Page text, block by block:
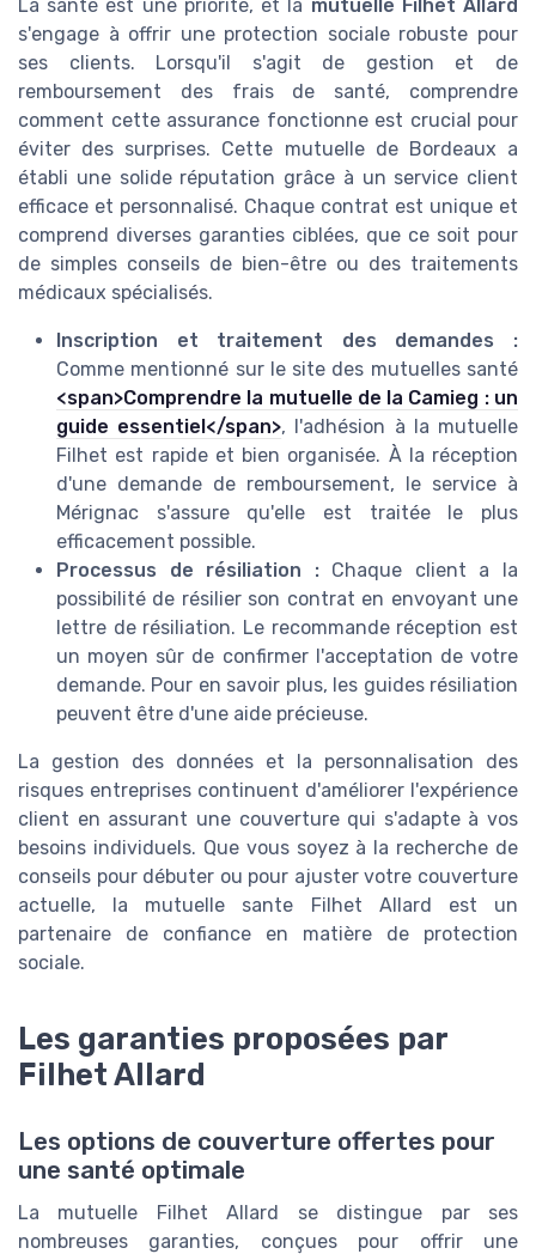
La santé est une priorité, et la mutuelle Filhet Allard
s'engage à offrir une protection sociale robuste pour
ses clients. Lorsqu'il s'agit de gestion et de
remboursement des frais de santé, comprendre
comment cette assurance fonctionne est crucial pour
éviter des surprises. Cette mutuelle de Bordeaux a
établi une solide réputation grâce à un service client
efficace et personnalisé. Chaque contrat est unique et
comprend diverses garanties ciblées, que ce soit pour
de simples conseils de bien-être ou des traitements
médicaux spécialisés.
Inscription et traitement des demandes :
Comme mentionné sur le site des mutuelles santé
<span>Comprendre la mutuelle de la Camieg : un
guide essentiel</span>, l'adhésion à la mutuelle
Filhet est rapide et bien organisée. À la réception
d'une demande de remboursement, le service à
Mérignac s'assure qu'elle est traitée le plus
efficacement possible.
Processus de résiliation :Chaque client a la
possibilité de résilierson contrat en envoyant une
lettre de résiliation. Le recommanderéception est
un moyen sûr de confirmer l'acceptation de votre
demande. Pour en savoir plus, les guides résiliation
peuvent être d'une aide précieuse.
La gestion des données et la personnalisation des
risques entreprises continuent d'améliorer l'expérience
client en assurant une couverture qui s'adapte à vos
besoins individuels. Que vous soyez à la recherche de
conseils pour débuter ou pour ajuster votre couverture
actuelle, la mutuelle sante Filhet Allard est un
partenaire de confiance en matière de protection
sociale.
Les garanties proposées par
Filhet Allard
Les options de couverture offertes pour
une santé optimale
La mutuelle Filhet Allard se distingue par ses
nombreuses garanties, conçues pour offrir une